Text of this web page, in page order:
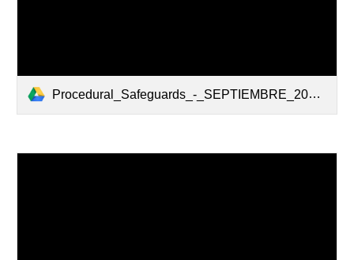
Procedural_Safeguards_-_SEPTIEMBRE_2022_-SPANISH.pdf